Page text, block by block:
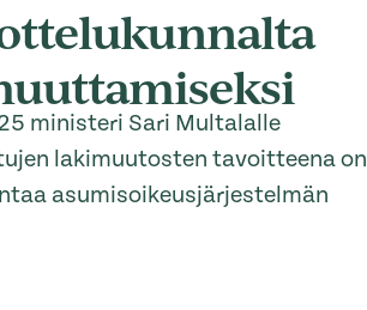
ministeri Sari Multalalle
lakimuutosten tavoitteena on
asumisoikeusjärjestelmän